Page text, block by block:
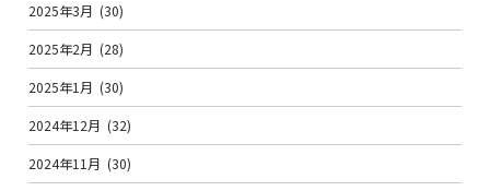
2025年3月 (30)
2025年2月 (28)
2025年1月 (30)
2024年12月 (32)
2024年11月 (30)